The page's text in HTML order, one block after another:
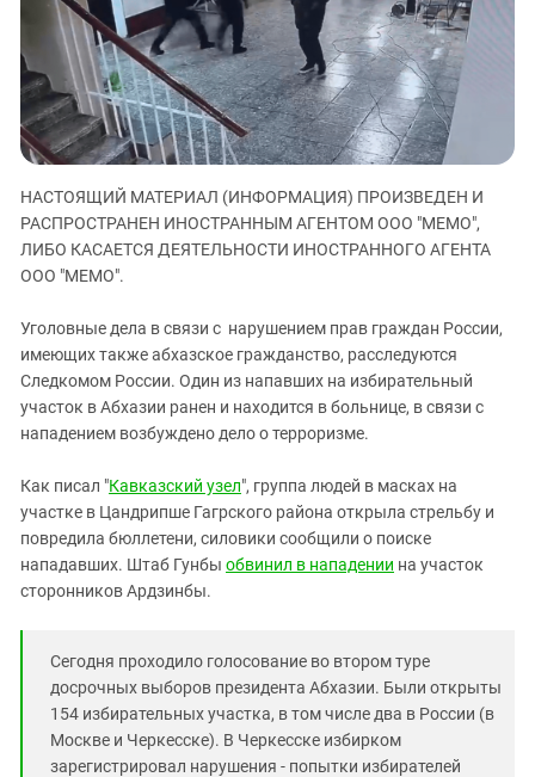
ЗАСТАВЛЯЕТ
КАВКАЗ ЗА ПАЛЕСТИНУ
ИНАКОМЫСЛИЕ В ЧЕЧНЕ
ПРЕСЛЕДОВАНИЕ АКТИВИСТОВ
МОБИЛИЗАЦИЯ И ПРОТЕСТЫ
Дагестан
Ингушетия
Кабардино-Балкария
Калмыкия
Карачаево-Черкесия
Краснодарский край
Нагорный Карабах
Российская Федерация
Северная Осетия - Алания
СКФО
Ставропольский край
Южный Кавказ
ЮФО
НАСТОЯЩИЙ МАТЕРИАЛ (ИНФОРМАЦИЯ) ПРОИЗВЕДЕН И
РАСПРОСТРАНЕН ИНОСТРАННЫМ АГЕНТОМ ООО "МЕМО",
ЛИБО КАСАЕТСЯ ДЕЯТЕЛЬНОСТИ ИНОСТРАННОГО АГЕНТА
ООО "МЕМО".
Уголовные дела в связи с нарушением прав граждан России,
имеющих также абхазское гражданство, расследуются
Следкомом России. Один из напавших на избирательный
участок в Абхазии ранен и находится в больнице, в связи с
нападением возбуждено дело о терроризме.
Как писал "Кавказский узел", группа людей в масках на
участке в Цандрипше Гагрского района открыла стрельбу и
повредила бюллетени, силовики сообщили о поиске
нападавших. Штаб Гунбы обвинил в нападении на участок
сторонников Ардзинбы.
Сегодня проходило голосование во втором туре
досрочных выборов президента Абхазии. Были открыты
154 избирательных участка, в том числе два в России (в
Москве и Черкесске). В Черкесске избирком
зарегистрировал нарушения - попытки избирателей